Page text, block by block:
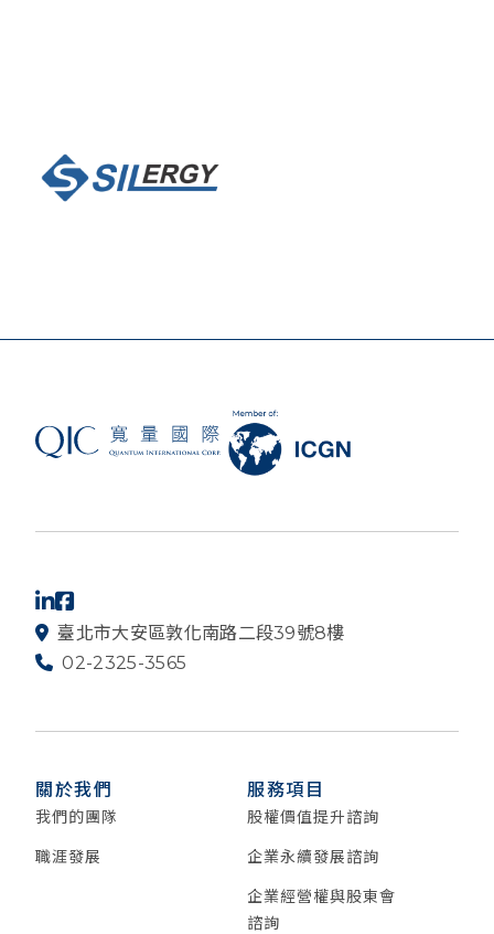
臺北市大安區敦化南路二段39號8樓
02-2325-3565
關於我們
我們的團隊
職涯發展
服務項目
股權價值提升諮詢
企業永續發展諮詢
企業經營權與股東會
諮詢